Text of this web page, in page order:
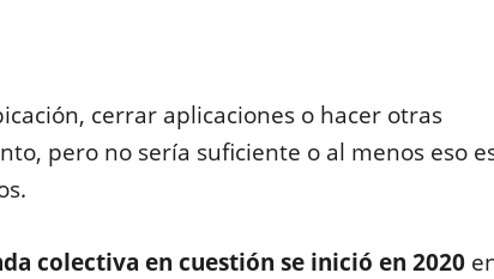
cerrar aplicaciones o hacer otras
pero no sería suficiente o al menos eso
colectiva en cuestión se inició en 2020